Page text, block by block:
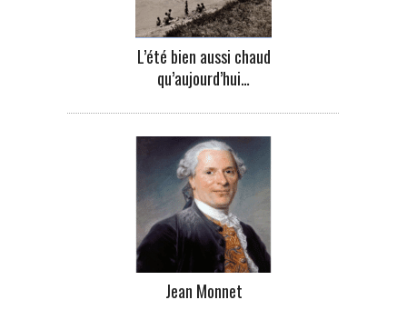
L’été bien aussi chaud
qu’aujourd’hui…
Jean Monnet